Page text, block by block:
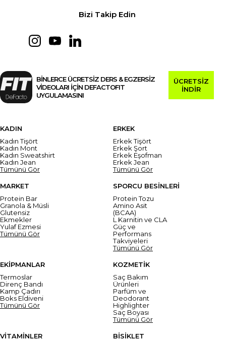
Bizi Takip Edin
BİNLERCE ÜCRETSİZ DERS & EGZERSİZ
VİDEOLARI İÇİN DEFACTOFIT
UYGULAMASINI
ÜCRETSİZ
İNDİR
KADIN
Kadın Tişört
Kadın Mont
Kadın Sweatshirt
Kadın Jean
Tümünü Gör
ERKEK
Erkek Tişört
Erkek Şort
Erkek Eşofman
Erkek Jean
Tümünü Gör
MARKET
Protein Bar
Granola & Müsli
Glutensiz
Ekmekler
Yulaf Ezmesi
Tümünü Gör
SPORCU BESİNLERİ
Protein Tozu
Amino Asit
(BCAA)
L Karnitin ve CLA
Güç ve
Performans
Takviyeleri
Tümünü Gör
EKİPMANLAR
Termoslar
Direnç Bandı
Kamp Çadırı
Boks Eldiveni
Tümünü Gör
KOZMETİK
Saç Bakım
Ürünleri
Parfüm ve
Deodorant
Highlighter
Saç Boyası
Tümünü Gör
VİTAMİNLER
BİSİKLET